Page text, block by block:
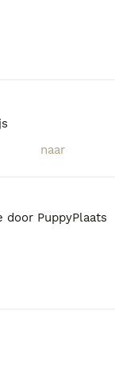
door PuppyPlaats
koop in
voor deze
een